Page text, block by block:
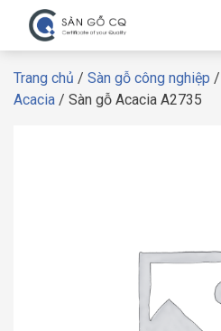
Trang chủ / Sàn gỗ công nghiệp /
Acacia / Sàn gỗ Acacia A2735